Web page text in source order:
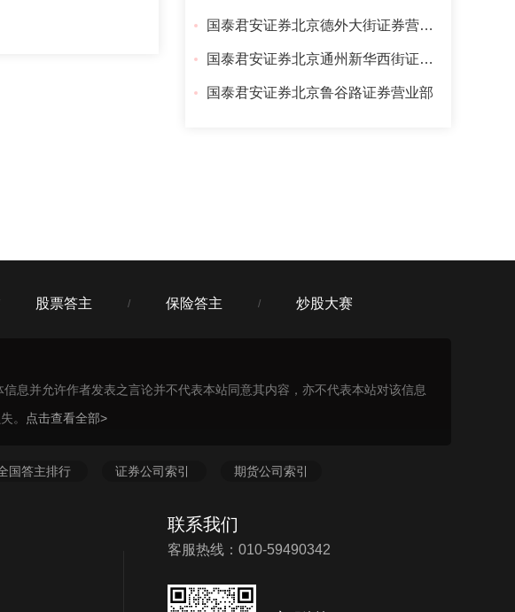
国泰君安证券北京德外大街证券营业部
国泰君安证券北京通州新华西街证券营业部
国泰君安证券北京鲁谷路证券营业部
股票答主 / 保险答主 / 炒股大赛
息并允许作者发表之言论并不代表本站同意其内容，亦不代表本站对该信息
。
点击查看全部>
国答主排行 证券公司索引 期货公司索引
联系我们
客服热线：010-59490342